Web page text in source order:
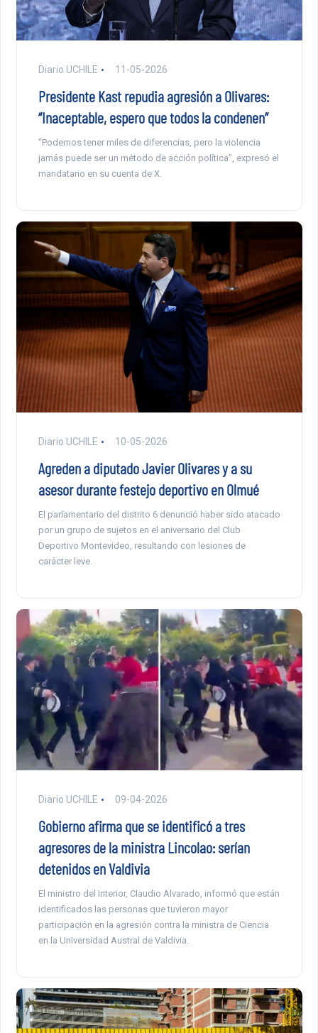
Diario UCHILE 11-05-2026
Presidente Kast repudia agresión a Olivares:
“Inaceptable, espero que todos la condenen”
“Podemos tener miles de diferencias, pero la violencia
jamás puede ser un método de acción política”, expresó el
mandatario en su cuenta de X.
Diario UCHILE 10-05-2026
Agreden a diputado Javier Olivares y a su
asesor durante festejo deportivo en Olmué
El parlamentario del distrito 6 denunció haber sido atacado
por un grupo de sujetos en el aniversario del Club
Deportivo Montevideo, resultando con lesiones de
carácter leve.
Diario UCHILE 09-04-2026
Gobierno afirma que se identificó a tres
agresores de la ministra Lincolao: serían
detenidos en Valdivia
El ministro del Interior, Claudio Alvarado, informó que están
identificados las personas que tuvieron mayor
participación en la agresión contra la ministra de Ciencia
en la Universidad Austral de Valdivia.